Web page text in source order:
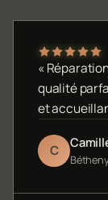
«
qualité
et
C